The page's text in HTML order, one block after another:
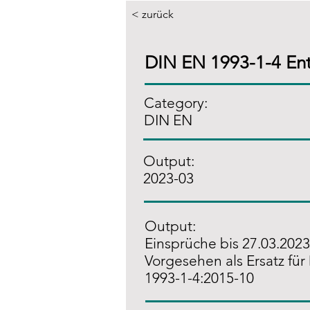
< zurück
DIN EN 1993-1-4
Category:
DIN EN
Output:
2023-03
Output:
Einsprüche bis 27.03.2023
Vorgesehen als Ersatz für
1993-1-4:2015-10